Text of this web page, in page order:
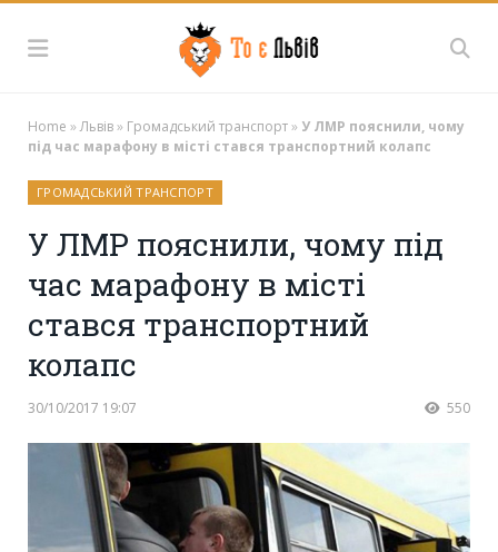
Home »Львів» Громадський транспорт» У ЛМР пояснили, чому
під час марафону в місті стався транспортний колапс
ГРОМАДСЬКИЙ ТРАНСПОРТ
У ЛМР пояснили, чому під
час марафону в місті
стався транспортний
колапс
30/10/2017 19:07 550